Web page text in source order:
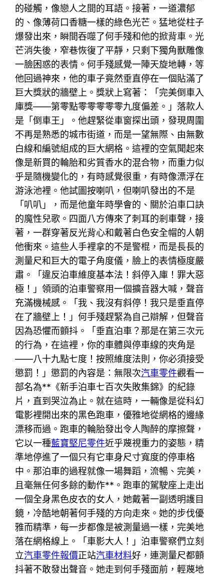
的碰觸，像戀人之間的耳語。接著，一道濃郁
的、像薄荷口香糖一樣的綠色光芒。猛地從柱子
爆發出來，瞬間吞噬了何手殘和他的掀背車。光
芒消失後，窄巷恢復了平靜，只剩下獨角獸雕像
一臉困惑的表情。何手殘感覺一陣天旋地轉，等
他回過神來，他的車子竟然垂直停在一個貼滿了
巨大獎狀的牆壁上。獎狀上寫著：「完美倒車入
庫獎——第零點零零零零零九度偏差。」落款人
是「倒車王」。他趕緊從車窗探出頭，發現周圍
不再是熟悉的城市街道，而是一望無際、由無數
白線和編號組成的巨大網格。這裡的空氣聞起來
像是新買的輪胎和劣質香水的混合物，而重力似
乎是隨機變化的，有時感覺很重，有時像漂浮在
游泳池裡。他試圖按喇叭，但喇叭發出的不是
「叭叭」，而是他童年時學會的、關於泊車口訣
的魔性兒歌。四面八方傳來了刺耳的剎車聲，接
著，一群穿著反光背心和戴著白色安全帽的人朝
他衝來。這些人手裡拿的不是警棍，而是長長的
測量尺和巨大的電子角度儀，臉上的表情極度嚴
肅。「違反泊車維度基本法！斜停入庫！罪大惡
極！」領頭的泊車警察用一個擴音器大喊，聲音
充滿機械感。「我、我沒有斜停！我只是垂直停
在了牆壁上！」何手殘趕緊為自己辯解，但聲音
因為恐懼而顫抖。「垂直泊車？那是在第三次元
的行為，在這裡，你的車體與停車線的夾角是
——八十九點七度！按照維度法則，你必須接受
懲罰！」懲罰的內容是：無限次汽車零件觀看一
部名為**《新手泊車七百次失敗集錦》的紀錄
片，直到哭泣為止。就在這時，一輛像是從科幻
電影裡開出來的黑色跑車，優雅地從網格的邊緣
漂移而過。跑車的輪胎發出令人陶醉的摩擦聲，
它以一種藍寶堅尼零件近乎蔑視重力的姿態，精
準地停進了一個只有它車身尺寸寬度的停車格
中。那泊車的過程就像一場舞蹈，流暢、完美，
且毫無任何多餘的動作**。跑車的駕駛座上走出
一個全身黑色皮衣的女人，她戴著一副透明護目
鏡，冷酷地朝著何手殘的方向走來。她的步伐優
雅而精準，每一步都像是被測量過一樣，完美地
落在網格線上。「車影大人！」泊車警察們立刻
立汽車零件報價正站汽車材料好，連測量尺都顫
抖著不敢發出聲音。她走到何手殘面前，輕蔑地